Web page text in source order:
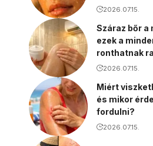
2026.07.15.
Száraz bőr a
ezek a
ronthatnak
2026.07.15.
Miért
és mikor
fordulni?
2026.07.15.